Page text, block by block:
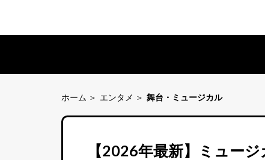
ホーム エンタメ 舞台・ミュージカル
【2026年最新】ミュー